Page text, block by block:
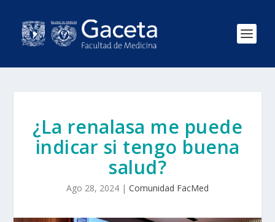
¿La renalasa me puede
indicar si tengo buena
salud?
Ago 28, 2024 | Comunidad FacMed